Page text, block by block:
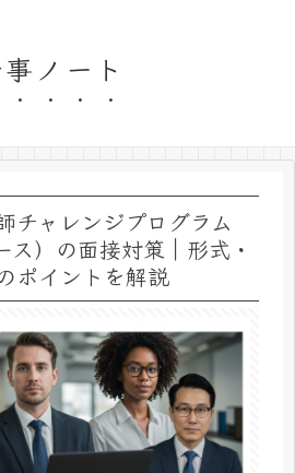
ノート
チャレンジプログラム
ス）の面接対策｜形式・
ポイントを解説